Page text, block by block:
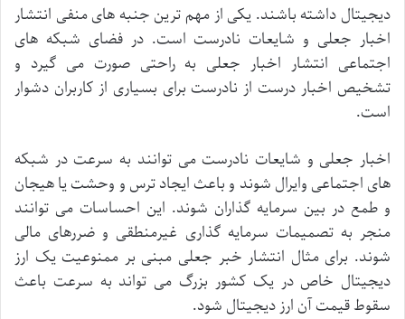
دیجیتال داشته باشند. یکی از مهم ترین جنبه هایمنفی انتشار
اخبار جعلی و شایعات نادرست است.در فضای شبکه های
اجتماعی انتشار اخبار جعلی به راحتی صورت می گیرد و
تشخیص اخبار درست از نادرست برای بسیاری از کاربران دشوار
است.
اخبار جعلی و شایعات نادرست می توانند به سرعت در شبکه
های اجتماعی وایرال شوند و باعثایجادترس و وحشتیاهیجان
و طمع در بین سرمایه گذاران شوند. این احساسات می توانند
منجر به تصمیمات سرمایه گذاری غیرمنطقی و ضررهای مالی
شوند. برای مثال انتشار خبر جعلی مبنی بر ممنوعیت یک ارز
دیجیتال خاص در یک کشور بزرگ می تواند به سرعت باعث
سقوطقیمتآن ارز دیجیتال شود.